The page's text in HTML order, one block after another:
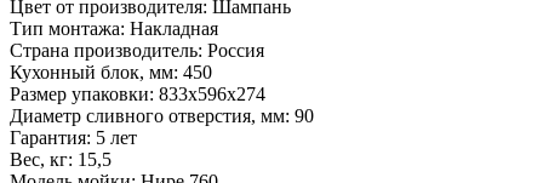
Цвет от производителя: Шампань
Тип монтажа: Накладная
Страна производитель: Россия
Кухонный блок, мм: 450
Размер упаковки: 833х596х274
Диаметр сливного отверстия, мм: 90
Гарантия: 5 лет
Вес, кг: 15,5